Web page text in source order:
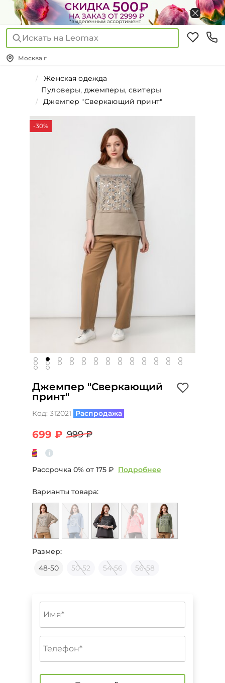
Искать на Leomax
Москва г
Женская одежда
Пуловеры, джемперы, свитеры
Джемпер "Сверкающий принт"
-30%
Джемпер "Сверкающий
принт"
Код: 312021 Распродажа
699 ₽ 999 ₽
Рассрочка 0% от 175 ₽ Подробнее
Варианты товара:
Размер:
48-50
50-52 54-56 56-58